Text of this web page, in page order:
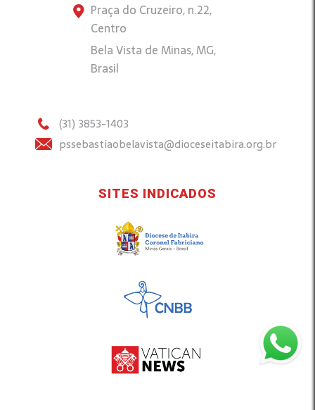
Praça do Cruzeiro, n.22,
Centro
Bela Vista de Minas, MG,
Brasil
(31) 3853-1403
pssebastiaobelavista@dioceseitabira.org.br
SITES INDICADOS